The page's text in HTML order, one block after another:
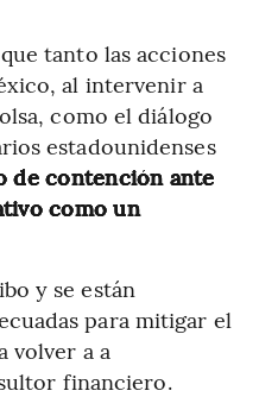
tanto las acciones
al intervenir a
como el diálogo
estadounidenses
de contención ante
como un
y se están
para mitigar el
volver a a
financiero.